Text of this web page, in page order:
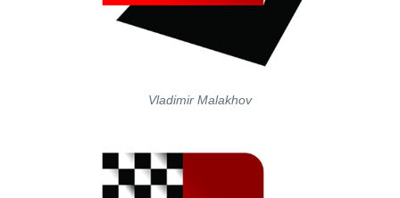
Vladimir Malakhov